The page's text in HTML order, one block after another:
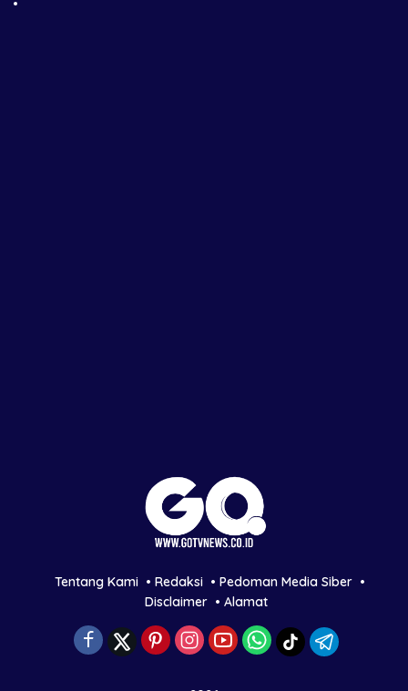
Tentang Kami Redaksi
Pedoman Media Siber
Disclaimer
Alamat